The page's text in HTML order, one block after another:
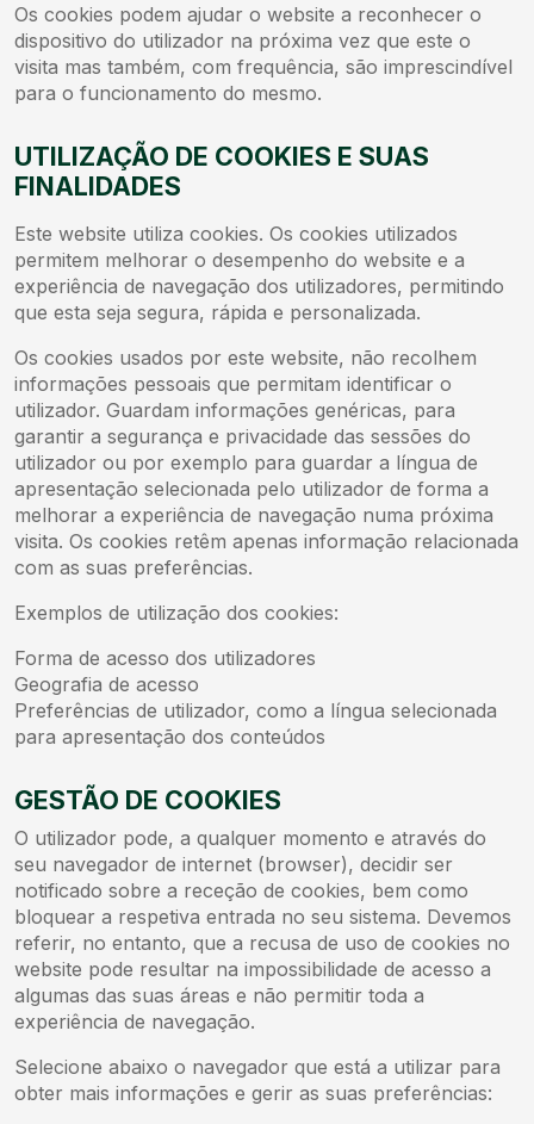
Os cookies podem ajudar o website a reconhecer o
dispositivo do utilizador na próxima vez que este o
visita mas também, com frequência, são imprescindível
para o funcionamento do mesmo.
UTILIZAÇÃO DE COOKIES E SUAS
FINALIDADES
Este website utiliza cookies. Os cookies utilizados
permitem melhorar o desempenho do website e a
experiência de navegação dos utilizadores, permitindo
que esta seja segura, rápida e personalizada.
Os cookies usados por este website, não recolhem
informações pessoais que permitam identificar o
utilizador. Guardam informações genéricas, para
garantir a segurança e privacidade das sessões do
utilizador ou por exemplo para guardar a língua de
apresentação selecionada pelo utilizador de forma a
melhorar a experiência de navegação numa próxima
visita. Os cookies retêm apenas informação relacionada
com as suas preferências.
Exemplos de utilização dos cookies:
Forma de acesso dos utilizadores
Geografia de acesso
Preferências de utilizador, como a língua selecionada
para apresentação dos conteúdos
GESTÃO DE COOKIES
O utilizador pode, a qualquer momento e através do
seu navegador de internet (browser), decidir ser
notificado sobre a receção de cookies, bem como
bloquear a respetiva entrada no seu sistema. Devemos
referir, no entanto, que a recusa de uso de cookies no
website pode resultar na impossibilidade de acesso a
algumas das suas áreas e não permitir toda a
experiência de navegação.
Selecione abaixo o navegador que está a utilizar para
obter mais informações e gerir as suas preferências: